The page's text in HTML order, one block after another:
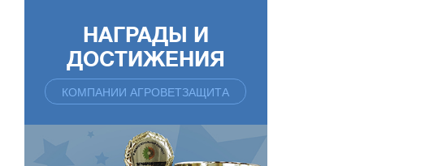
НАГРАДЫ И
ДОСТИЖЕНИЯ
КОМПАНИИ АГРОВЕТЗАЩИТА